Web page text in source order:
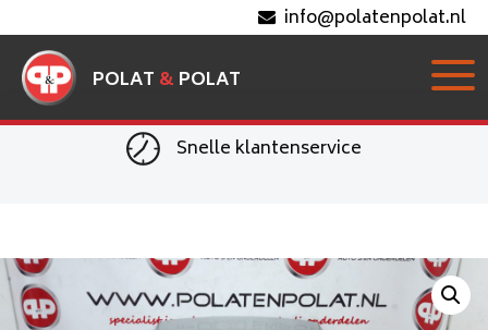
info@polatenpolat.nl
POLAT & POLAT
Snelle klantenservice